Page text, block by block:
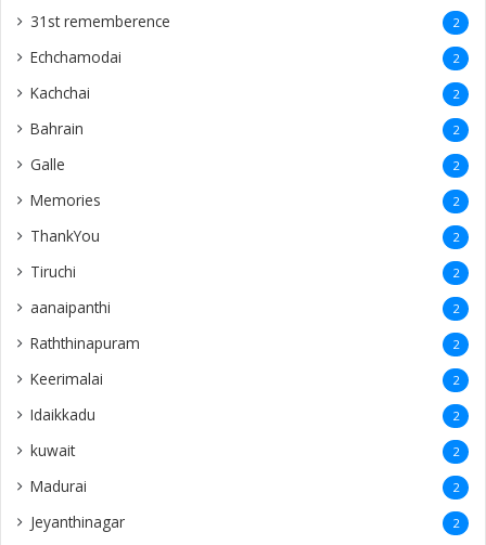
31st rememberence 2
Echchamodai 2
Kachchai 2
Bahrain 2
Galle 2
Memories 2
ThankYou 2
Tiruchi 2
aanaipanthi 2
Raththinapuram 2
Keerimalai 2
Idaikkadu 2
kuwait 2
Madurai 2
Jeyanthinagar 2